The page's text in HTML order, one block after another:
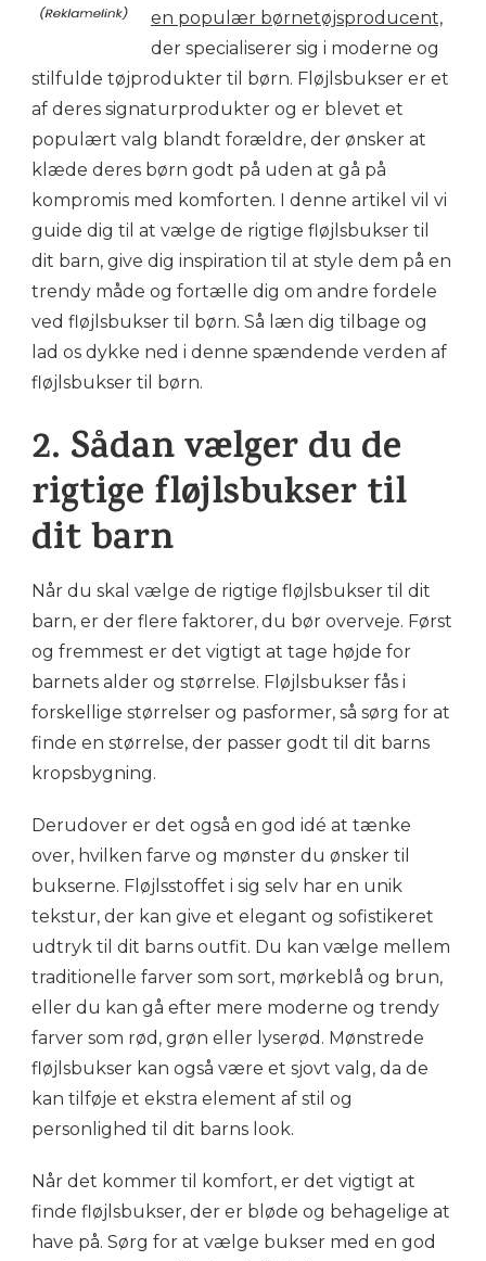
en populær børnetøjsproducent,
der specialiserer sig i moderne og
stilfulde tøjprodukter til børn. Fløjlsbukser er et
af deres signaturprodukter og er blevet et
populært valg blandt forældre, der ønsker at
klæde deres børn godt på uden at gå på
kompromis med komforten. I denne artikel vil vi
guide dig til at vælge de rigtige fløjlsbukser til
dit barn, give dig inspiration til at style dem på en
trendy måde og fortælle dig om andre fordele
ved fløjlsbukser til børn. Så læn dig tilbage og
lad os dykke ned i denne spændende verden af
fløjlsbukser til børn.
2. Sådan vælger du de
rigtige fløjlsbukser til
dit barn
Når du skal vælge de rigtige fløjlsbukser til dit
barn, er der flere faktorer, du bør overveje. Først
og fremmest er det vigtigt at tage højde for
barnets alder og størrelse. Fløjlsbukser fås i
forskellige størrelser og pasformer, så sørg for at
finde en størrelse, der passer godt til dit barns
kropsbygning.
Derudover er det også en god idé at tænke
over, hvilken farve og mønster du ønsker til
bukserne. Fløjlsstoffet i sig selv har en unik
tekstur, der kan give et elegant og sofistikeret
udtryk til dit barns outfit. Du kan vælge mellem
traditionelle farver som sort, mørkeblå og brun,
eller du kan gå efter mere moderne og trendy
farver som rød, grøn eller lyserød. Mønstrede
fløjlsbukser kan også være et sjovt valg, da de
kan tilføje et ekstra element af stil og
personlighed til dit barns look.
Når det kommer til komfort, er det vigtigt at
finde fløjlsbukser, der er bløde og behagelige at
have på. Sørg for at vælge bukser med en god